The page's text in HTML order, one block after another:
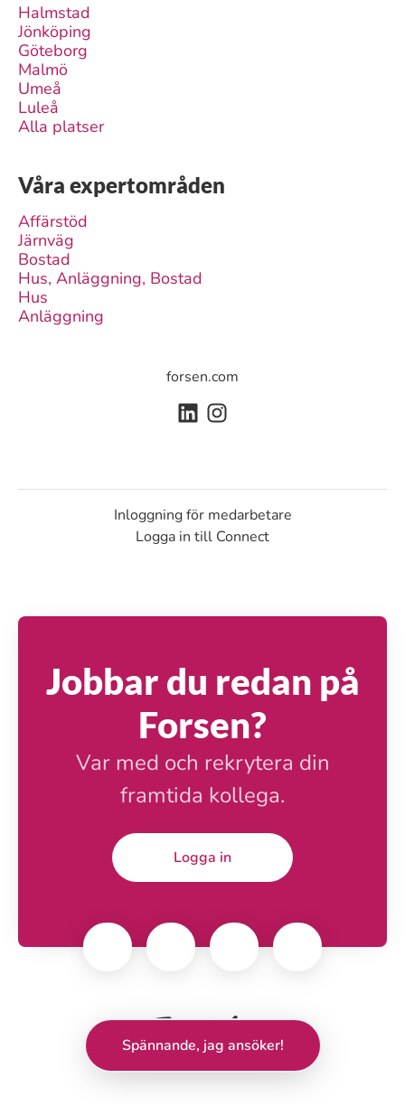
Spännande, jag ansöker!
Halmstad
Jönköping
Göteborg
Malmö
Umeå
Luleå
Alla platser
Våra expertområden
Affärstöd
Järnväg
Bostad
Hus, Anläggning, Bostad
Hus
Anläggning
forsen.com
Inloggning för medarbetare
Logga in till Connect
Jobbar du redan på
Forsen?
Var med och rekrytera din
framtida kollega.
Logga in
Rekryteringsverktygfrån Teamtailor